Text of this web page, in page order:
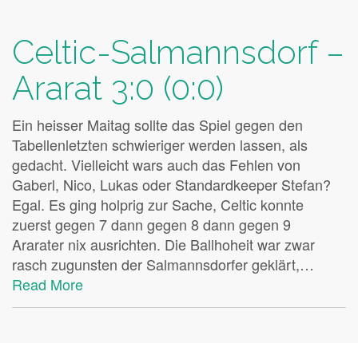
Celtic-Salmannsdorf –
Ararat 3:0 (0:0)
Ein heisser Maitag sollte das Spiel gegen den
Tabellenletzten schwieriger werden lassen, als
gedacht. Vielleicht wars auch das Fehlen von
Gaberl, Nico, Lukas oder Standardkeeper Stefan?
Egal. Es ging holprig zur Sache, Celtic konnte
zuerst gegen 7 dann gegen 8 dann gegen 9
Ararater nix ausrichten. Die Ballhoheit war zwar
rasch zugunsten der Salmannsdorfer geklärt,…
Read More